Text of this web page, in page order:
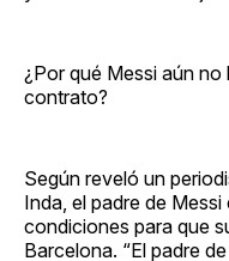
¿Por qué Messi aún
contrato?
Según reveló un
Inda, el padre de
condiciones para que
Barcelona. “El padre